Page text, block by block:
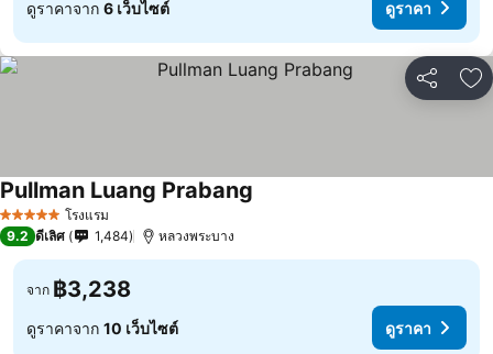
ดูราคาจาก 6 เว็บไซต์ ดูราคา
แชร์ เ
5 ดาว โรงแรม
Pullman Luang Prabang
9.2 ดีเลิศ 1,484 หลวงพระบาง
จาก ฿3,238
ดูราคาจาก 10 เว็บไซต์ ดูราคา